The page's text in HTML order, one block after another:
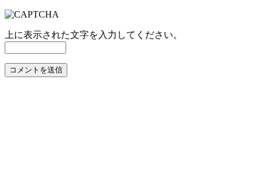
上に表示された文字を入力してください。